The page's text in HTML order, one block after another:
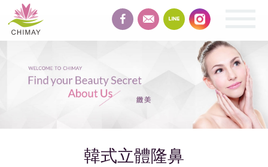
緻
美
整
SHAPING韓式立體隆鼻